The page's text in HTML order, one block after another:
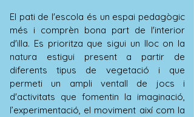
El pati de l'escola és un espai pedagògic
més i comprèn bona part de l'interior
d'illa. Es prioritza que sigui un lloc on la
natura estigui present a partir de
diferents tipus de vegetació i que
permeti un ampli ventall de jocs i
d'activitats que fomentin la imaginació,
l’experimentació, el moviment així com la